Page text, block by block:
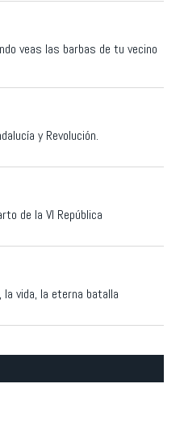
veas las barbas de tu vecino
y Revolución.
de la VI República
la vida, la eterna batalla